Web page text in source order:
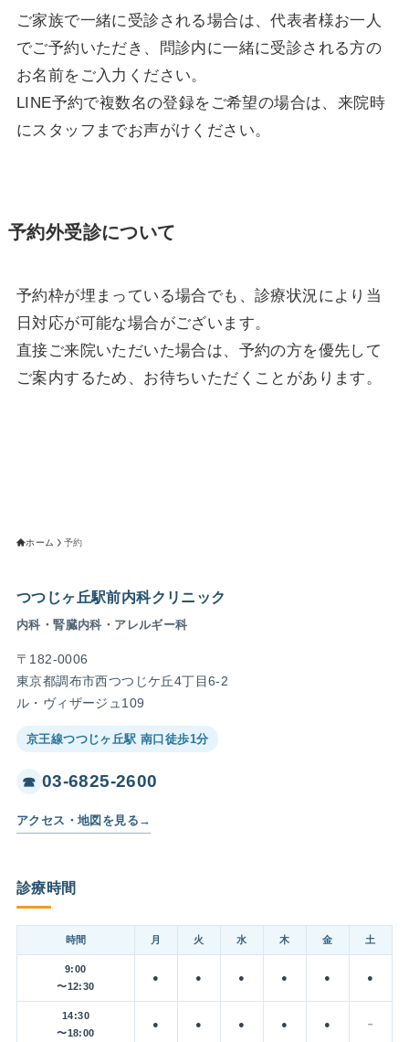
ご家族で一緒に受診される場合は、代表者様お一人
でご予約いただき、問診内に一緒に受診される方の
お名前をご入力ください。
LINE予約で複数名の登録をご希望の場合は、来院時
にスタッフまでお声がけください。
予約外受診について
予約枠が埋まっている場合でも、診療状況により当
日対応が可能な場合がございます。
直接ご来院いただいた場合は、予約の方を優先して
ご案内するため、お待ちいただくことがあります。
ホーム 予約
つつじヶ丘駅前内科クリニック
内科・腎臓内科・アレルギー科
〒182-0006
東京都調布市西つつじケ丘4丁目6-2
ル・ヴィザージュ109
京王線つつじヶ丘駅 南口徒歩1分
☎ 03-6825-2600
アクセス・地図を見る →
診療時間
時間 月 火 水 木 金 土
9:00
〜12:30
● ● ● ● ● ●
14:30
〜18:00
● ● ● ● ● －